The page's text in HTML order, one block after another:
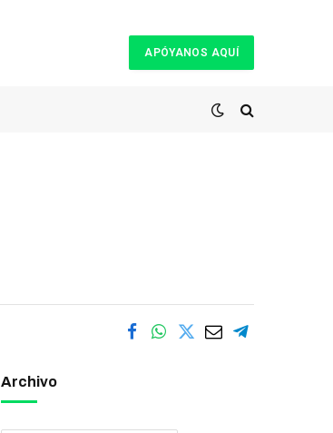
APÓYANOS AQUÍ
Archivo